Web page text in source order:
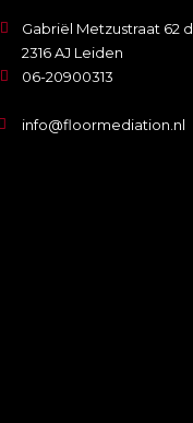
Gabriël Metzustraat 62 d
2316 AJ Leiden
06-20900313
info@floormediation.nl